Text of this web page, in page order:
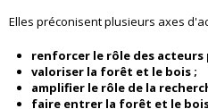
Elles préconisent plusieurs axes
renforcer le rôle des acteurs
valoriser la forêt et le bois ;
amplifier le rôle de la
faire entrer la forêt et le